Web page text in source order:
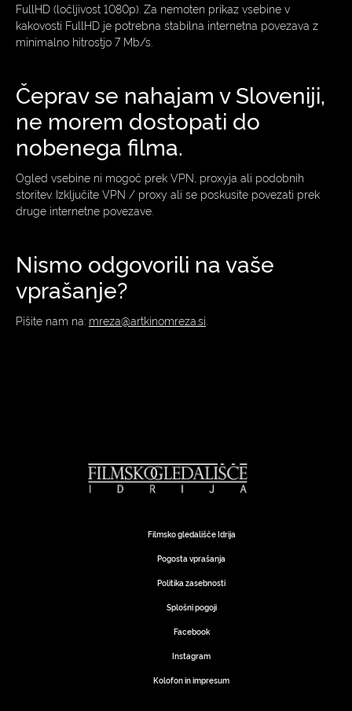
FullHD (ločljivost 1080p). Za nemoten prikaz vsebine v
kakovosti FullHD je potrebna stabilna internetna povezava z
minimalno hitrostjo 7 Mb/s.
Čeprav se nahajam v Sloveniji,
ne morem dostopati do
nobenega filma.
Ogled vsebine ni mogoč prek VPN, proxyja ali podobnih
storitev. Izključite VPN / proxy ali se poskusite povezati prek
druge internetne povezave.
Nismo odgovorili na vaše
vprašanje?
Pišite nam na: mreza@artkinomreza.si
Filmsko gledališče Idrija
Pogosta vprašanja
Politika zasebnosti
Splošni pogoji
Facebook
Instagram
Kolofon in impresum